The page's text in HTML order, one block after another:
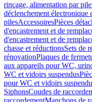
rinçage, alimentation par
déclenchement
pilesAccessoiresPièces
d'encastrement et de
d'encastrement et de
chasse et réductionsSets de
rénovationPlaques de
aux appareils pour WC,
WC et vidoirs suspendus
pour WC et vidoirs
SiphonsCoudes de
raccordementManchons de